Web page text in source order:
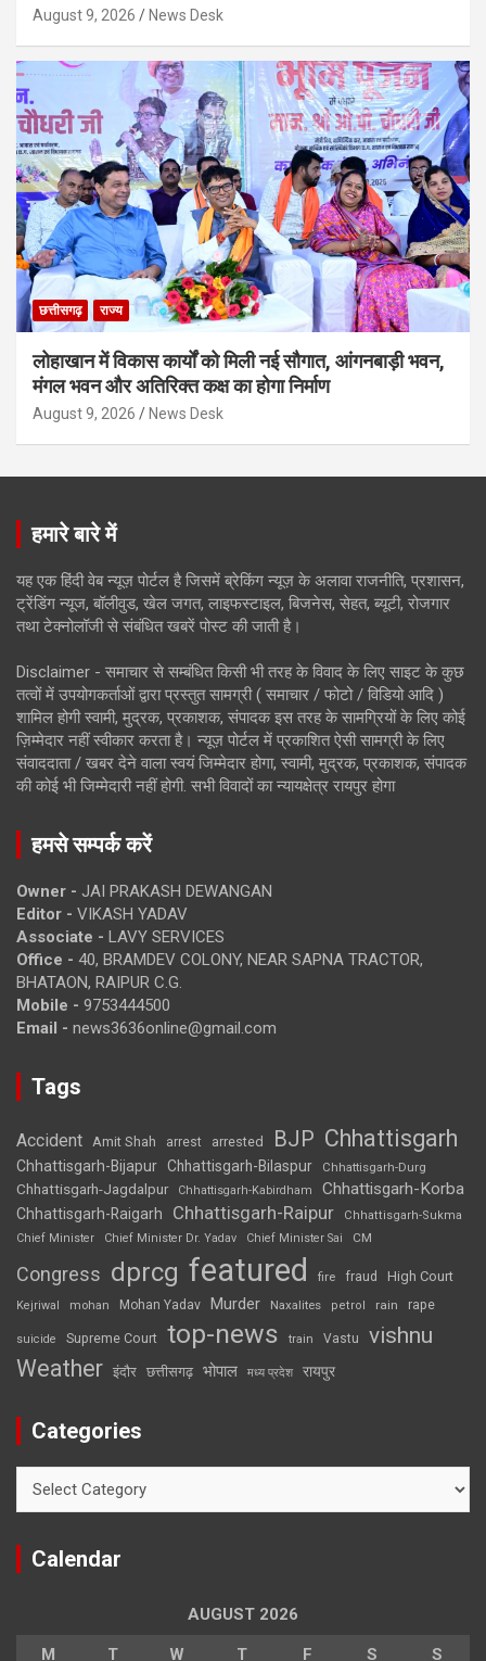
August 9, 2026 News Desk
छत्तीसगढ़ राज्य
लोहाखान में विकास कार्यों को मिली नई सौगात, आंगनबाड़ी भवन,
मंगल भवन और अतिरिक्त कक्ष का होगा निर्माण
August 9, 2026 News Desk
हमारे बारे में
यह एक हिंदी वेब न्यूज़ पोर्टल है जिसमें ब्रेकिंग न्यूज़ के अलावा राजनीति, प्रशासन,
ट्रेंडिंग न्यूज, बॉलीवुड, खेल जगत, लाइफस्टाइल, बिजनेस, सेहत, ब्यूटी, रोजगार
तथा टेक्नोलॉजी से संबंधित खबरें पोस्ट की जाती है।
Disclaimer - समाचार से सम्बंधित किसी भी तरह के विवाद के लिए साइट के कुछ
तत्वों में उपयोगकर्ताओं द्वारा प्रस्तुत सामग्री ( समाचार / फोटो / विडियो आदि )
शामिल होगी स्वामी, मुद्रक, प्रकाशक, संपादक इस तरह के सामग्रियों के लिए कोई
ज़िम्मेदार नहीं स्वीकार करता है। न्यूज़ पोर्टल में प्रकाशित ऐसी सामग्री के लिए
संवाददाता / खबर देने वाला स्वयं जिम्मेदार होगा, स्वामी, मुद्रक, प्रकाशक, संपादक
की कोई भी जिम्मेदारी नहीं होगी. सभी विवादों का न्यायक्षेत्र रायपुर होगा
हमसे सम्पर्क करें
Owner - JAI PRAKASH DEWANGAN
Editor - VIKASH YADAV
Associate - LAVY SERVICES
Office - 40, BRAMDEV COLONY, NEAR SAPNA TRACTOR,
BHATAON, RAIPUR C.G.
Mobile - 9753444500
Email - news3636online@gmail.com
Tags
Accident Amit Shah arrest arrested BJP Chhattisgarh
Chhattisgarh-Bijapur Chhattisgarh-Bilaspur Chhattisgarh-Durg
Chhattisgarh-Jagdalpur Chhattisgarh-Kabirdham Chhattisgarh-Korba
Chhattisgarh-Raigarh Chhattisgarh-Raipur
Chhattisgarh-Sukma
Chief Minister
Chief Minister Dr. Yadav Chief Minister Sai CM
Congress dprcg featured fire fraud High Court
Kejriwal mohan Mohan Yadav Murder Naxalites petrol rain rape
suicide Supreme Court top-news train Vastu vishnu
Weather इंदौर छत्तीसगढ़ भोपाल मध्य प्रदेश रायपुर
Categories
Calendar
AUGUST 2026
M T W T F S S